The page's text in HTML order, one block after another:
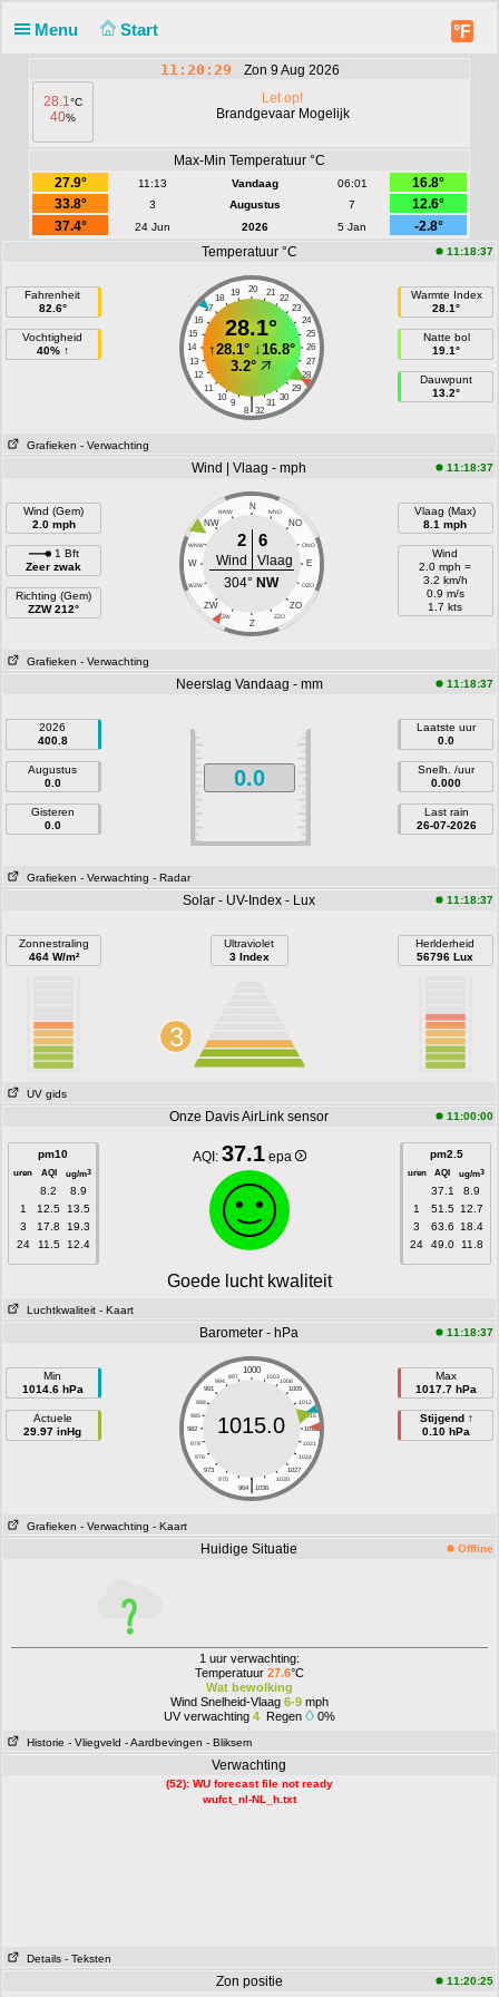
Menu Start °F
11:20:29
Zon 9 Aug 2026
28.1°C
40%
Let op!
Brandgevaar Mogelijk
Max-Min Temperatuur °C
27.9°
11:13 Vandaag 06:01
16.8°
33.8°
3 Augustus 7
12.6°
37.4°
24 Jun 2026 5 Jan
-2.8°
Temperatuur °C
11:18:37
Fahrenheit
82.6°
Vochtigheid
40% ↑
20
19 21
18
22
17
23
16
24
15
25
14
26
13
27
12
28
11
29
10
30
9 31
|
8 32
28.1°
↑28.1°↓16.8°
3.2°
Warmte Index
28.1°
Natte bol
19.1°
Dauwpunt
13.2°
Grafieken - Verwachting
Wind | Vlaag - mph 11:18:37
Wind (Gem)
2.0 mph
1 Bft
Zeer zwak
Richting (Gem)
ZZW 212°
N
NNW NNO
NW NO
WNW ONO
W E
WZW OZO
ZW ZO
ZZW ZZO
Z
2 6
Wind
Vlaag
304° NW
Vlaag (Max)
8.1 mph
Wind
2.0 mph =
3.2 km/h
0.9 m/s
1.7 kts
Grafieken - Verwachting
Neerslag Vandaag - mm 11:18:37
2026
400.8
Augustus
0.0
Gisteren
0.0
0.0
Laatste uur
0.0
Snelh. /uur
0.000
Last rain
26-07-2026
Grafieken - Verwachting - Radar
Solar - UV-Index - Lux 11:18:37
Zonnestraling
464 W/m²
Ultraviolet
3 Index
3
Herlderheid
56796 Lux
UV gids
Onze Davis AirLink sensor 11:00:00
pm10
uren AQI ug/m3
8.2
8.9
1
12.5
13.5
3
17.8
19.3
24
11.5 12.4
AQI: 37.1 epa pm2.5
uren AQI ug/m3
37.1
8.9
1
51.5 12.7
3
63.6
18.4
24
49.0 11.8
Goede lucht kwaliteit
Luchtkwaliteit - Kaart
Barometer - hPa 11:18:37
Min
1014.6 hPa
Actuele
29.97 inHg
1000
997 1003
994
1006
991
1009
988
1012
985
1015
982
1018
979
1021
976
1024
973
1027
970
1030
|
964 1036
1015.0
Max
1017.7 hPa
Stijgend ↑
0.10 hPa
Grafieken - Verwachting - Kaart
Huidige Situatie Offline
1 uur verwachting:
Temperatuur 27.6°C
Wat bewolking
Wind Snelheid-Vlaag 6-9mph
UV verwachting 4Regen 0%
Historie - Vliegveld - Aardbevingen - Bliksem
Verwachting
(52): WU forecast file not ready
wufct_nl-NL_h.txt
Details - Teksten
Zon positie 11:20:25